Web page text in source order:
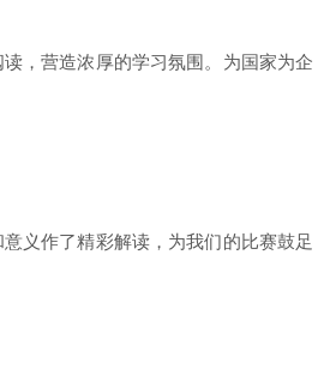
，营造浓厚的学习氛围。为国家为企
义作了精彩解读，为我们的比赛鼓足